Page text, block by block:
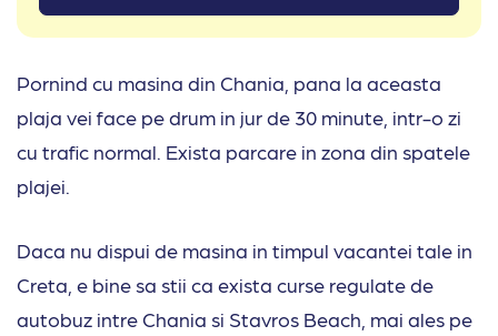
Pornind cu masina din Chania, pana la aceasta
plaja vei face pe drum in jur de 30 minute, intr-o zi
cu trafic normal. Exista parcare in zona din spatele
plajei.
Daca nu dispui de masina in timpul vacantei tale in
Creta, e bine sa stii ca exista curse regulate de
autobuz intre Chania si Stavros Beach, mai ales pe